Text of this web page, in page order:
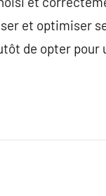
et optimiser
de opter